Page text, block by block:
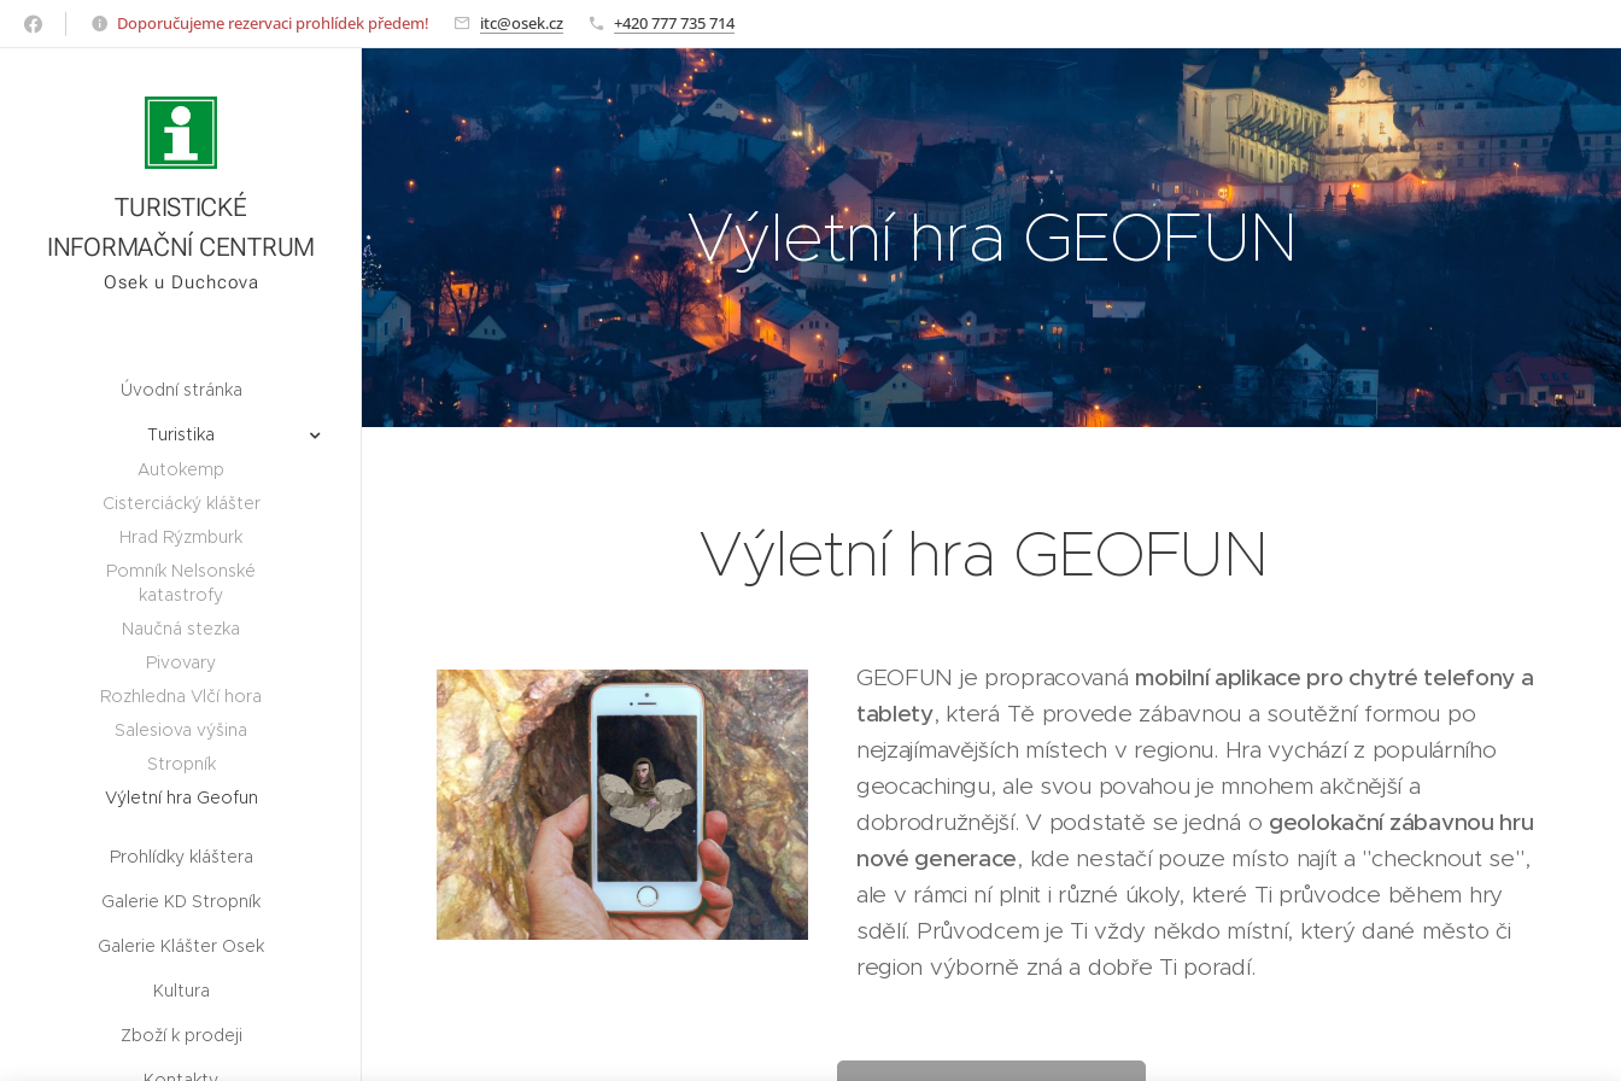
Doporučujeme rezervaci prohlídek předem! itc@osek.cz +420 777 735 714
TURISTICKÉ
INFORMAČNÍ CENTRUM
Osek u Duchcova
Úvodní stránka
Turistika
Autokemp
Cisterciácký klášter
Hrad Rýzmburk
Pomník Nelsonské
katastrofy
Naučná stezka
Pivovary
Rozhledna Vlčí hora
Salesiova výšina
Stropník
Výletní hra Geofun
Prohlídky kláštera
Galerie KD Stropník
Galerie Klášter Osek
Kultura
Zboží k prodeji
Výletní hra GEOFUN
Výletní hra GEOFUN
GEOFUN je propracovaná mobilní aplikace pro chytré telefony a
tablety, která Tě provede zábavnou a soutěžní formou po
nejzajímavějších místech v regionu. Hra vychází z populárního
geocachingu, ale svou povahou je mnohem akčnější a
dobrodružnější. V podstatě se jedná o geolokační zábavnou hru
nové generace, kde nestačí pouze místo najít a "checknout se",
ale v rámci ní plnit i různé úkoly, které Ti průvodce během hry
sdělí. Průvodcem je Ti vždy někdo místní, který dané město či
region výborně zná a dobře Ti poradí.